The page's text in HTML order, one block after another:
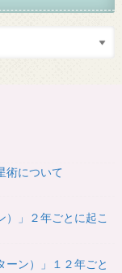
術について
）」２年ごとに起こ
ーン）」１２年ごと